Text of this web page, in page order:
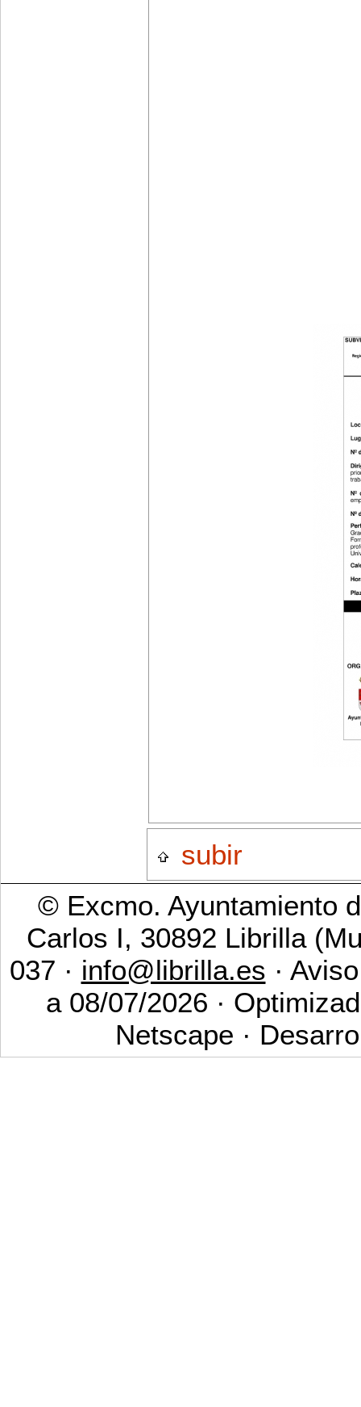
subir
© Excmo. Ayuntamiento
Carlos I, 30892 Librilla
037 · info@librilla.es ·
a 08/07/2026 ·
Netscape ·